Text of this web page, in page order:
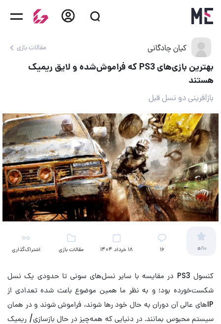
کیان چادگانی مقالات بازی
بهترین بازی‌های PS3 که فراموش‌شده و لایق ریمیک
هستند
بازآفرینی دو نسل قبل
0/10
16 18 خرداد 1404 مقالات بازی اشتراک‌گذاری
کنسول PS3 در مقایسه با سایر نسل‌های سونی تا حدودی یک نسل
شکست‌خورده بود؛ و به نظر ما همین موضوع باعث شده تعدادی از
IPهای عالی آن دوران به حال خود رها شوند، فراموش شوند و در همان
سیستم محبوس بمانند. در دنیایی که همه‌چیز در حال بازسازی/ ریمیک